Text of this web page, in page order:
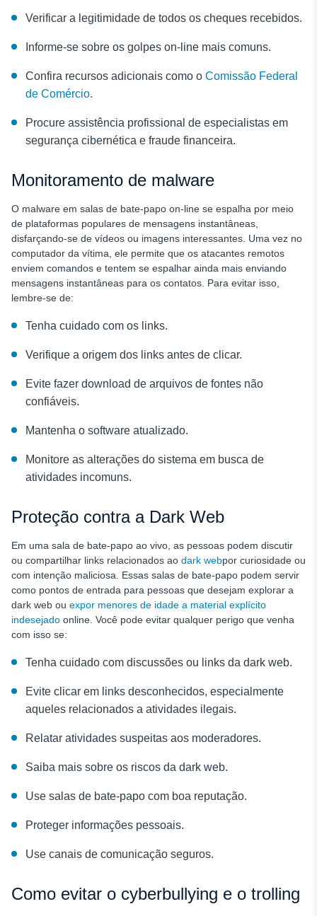
Verificar a legitimidade de todos os cheques recebidos.
Informe-se sobre os golpes on-line mais comuns.
Confira recursos adicionais como o Comissão Federal
de Comércio.
Procure assistência profissional de especialistas em
segurança cibernética e fraude financeira.
Monitoramento de malware
O malware em salas de bate-papo on-line se espalha por meio
de plataformas populares de mensagens instantâneas,
disfarçando-se de vídeos ou imagens interessantes. Uma vez no
computador da vítima, ele permite que os atacantes remotos
enviem comandos e tentem se espalhar ainda mais enviando
mensagens instantâneas para os contatos. Para evitar isso,
lembre-se de:
Tenha cuidado com os links.
Verifique a origem dos links antes de clicar.
Evite fazer download de arquivos de fontes não
confiáveis.
Mantenha o software atualizado.
Monitore as alterações do sistema em busca de
atividades incomuns.
Proteção contra a Dark Web
Em uma sala de bate-papo ao vivo, as pessoas podem discutir
ou compartilhar links relacionados ao dark webpor curiosidade ou
com intenção maliciosa. Essas salas de bate-papo podem servir
como pontos de entrada para pessoas que desejam explorar a
dark web ou expor menores de idade a material explícito
indesejado online. Você pode evitar qualquer perigo que venha
com isso se:
Tenha cuidado com discussões ou links da dark web.
Evite clicar em links desconhecidos, especialmente
aqueles relacionados a atividades ilegais.
Relatar atividades suspeitas aos moderadores.
Saiba mais sobre os riscos da dark web.
Use salas de bate-papo com boa reputação.
Proteger informações pessoais.
Use canais de comunicação seguros.
Como evitar o cyberbullying e o trolling